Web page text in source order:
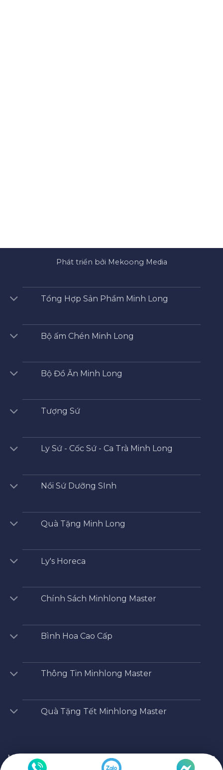
Phát triển bởi Mekoong Media
Tổng Hợp Sản Phẩm Minh Long
Bộ ấm Chén Minh Long
Bộ Đồ Ăn Minh Long
Tượng Sứ
Ly Sứ - Cốc Sứ - Ca Trà Minh Long
Nồi Sứ Dưỡng SInh
Quà Tặng Minh Long
Ly's Horeca
Chính Sách Minhlong Master
Bình Hoa Cao Cấp
Thông Tin Minhlong Master
Quà Tặng Tết Minhlong Master
Minhlong Master /Bộ đồ ăn cao cấp
Bộ đồ ăn